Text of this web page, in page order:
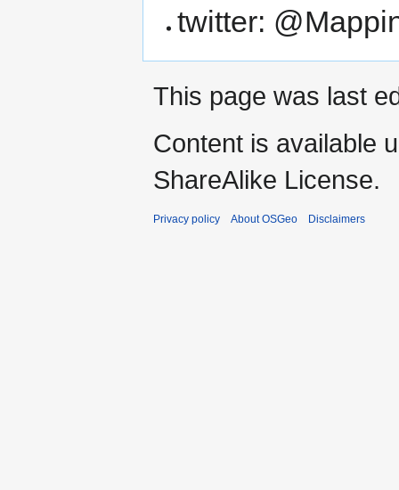
twitter:
This page was last
Content is available
ShareAlike License.
Privacy policy About OSGeo Disclaimers